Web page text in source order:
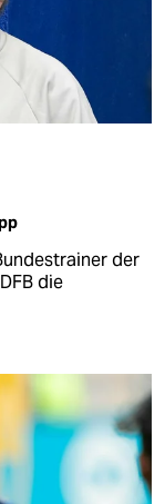
der
die